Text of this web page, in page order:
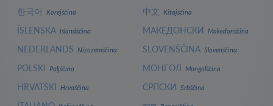
한국어 Korejščina
ÍSLENSKA Islandščina
NEDERLANDS Nizozemščina
POLSKI Poljščina
HRVATSKI Hrvaščina
中文 Kitajščina
МАКЕДОНСКИ Makedonščina
SLOVENŠČINA Slovenščina
МОНГОЛ Mongolščina
СРПСКИ Srbščina